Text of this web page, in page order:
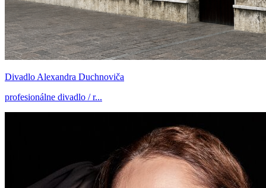
Divadlo Alexandra Duchnoviča
profesionálne divadlo / r...